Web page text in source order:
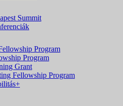
Summit
Program
Program
Grant
Fellowship Program